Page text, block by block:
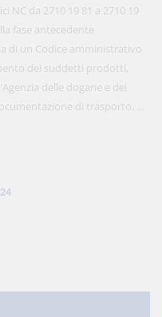
NC da 2710 19 81 a 2710 19
fase antecedente
di un Codice amministrativo
dei suddetti prodotti,
delle dogane e dei
di trasporto. ...